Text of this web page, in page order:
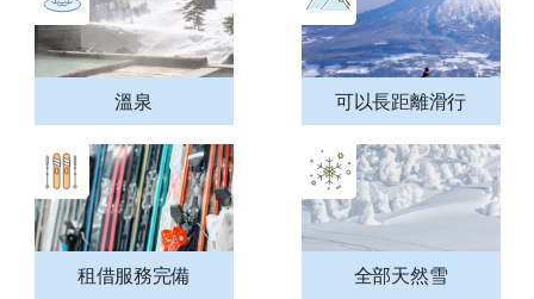
溫泉 可以長距離滑行
租借服務完備 全部天然雪